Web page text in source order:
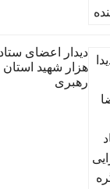
دیدار اعضای
هزار شهید
رهبری